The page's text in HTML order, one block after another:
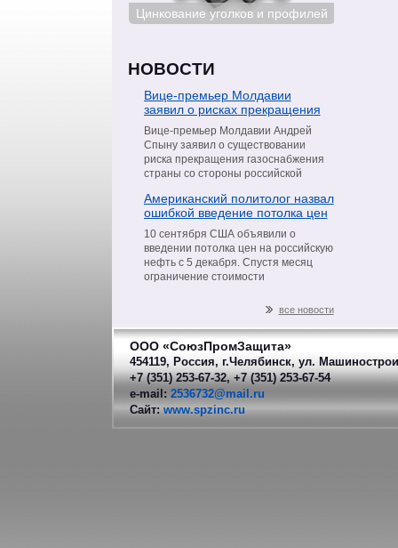
Цинкование уголков и профилей
НОВОСТИ
Вице-премьер Молдавии
заявил о рисках прекращения
поставок газа со стороны
«Газпрома»
Вице-премьер Молдавии Андрей
Спыну заявил о существовании
риска прекращения газоснабжения
страны со стороны российской
сообщил в интервью телеканалу
Moldova 1, пишет РИА Новости.
Американский политолог назвал
ошибкой введение потолка цен
на нефть из РФ
10 сентября США объявили о
введении потолка цен на российскую
нефть с 5 декабря. Спустя месяц
ограничение стоимости
нефтепродукты российскоговсе новости
ООО «СоюзПромЗащита»
454119, Россия, г.Челябинск, ул.
+7 (351) 253-67-32, +7 (351) 253-67-54
e-mail: 2536732@mail.ru
Сайт: www.spzinc.ru